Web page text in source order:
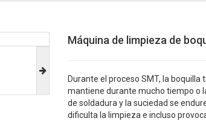
Máquina de limpieza de
Durante el proceso SMT, la boquilla
mantiene durante mucho tiempo o
de soldadura y la suciedad se
dificulta la limpieza e incluso